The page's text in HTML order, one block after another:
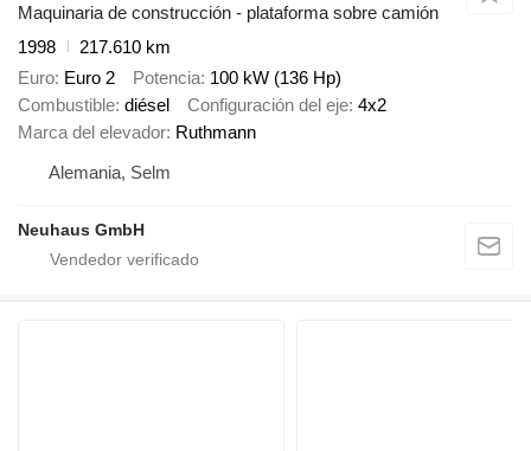
Maquinaria de construcción - plataforma sobre camión
1998
217.610 km
Euro Euro 2 Potencia 100 kW (136 Hp)
Combustible diésel Configuración del eje 4x2
Marca del elevador Ruthmann
Alemania, Selm
Neuhaus GmbH